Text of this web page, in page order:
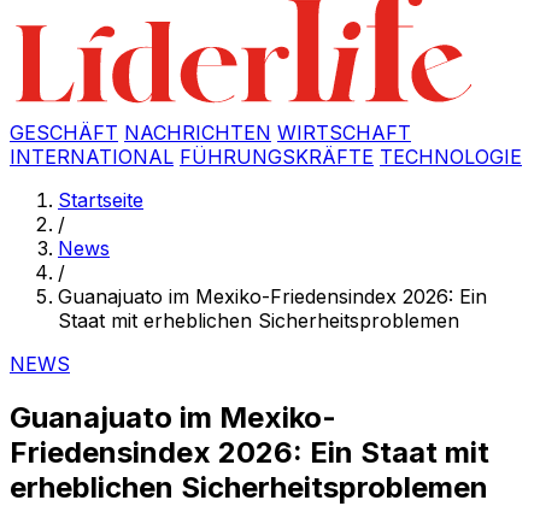
GESCHÄFT NACHRICHTEN WIRTSCHAFT
INTERNATIONAL FÜHRUNGSKRÄFTE TECHNOLOGIE
Startseite
/
News
/
Guanajuato im Mexiko-Friedensindex 2026: Ein
Staat mit erheblichen Sicherheitsproblemen
NEWS
Guanajuato im Mexiko-
Friedensindex 2026: Ein Staat mit
erheblichen Sicherheitsproblemen